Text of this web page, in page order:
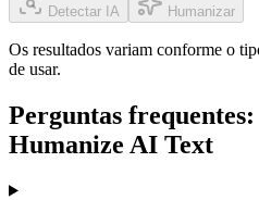
Detectar IA Humanizar
Os resultados variam conforme o
de usar.
Perguntas
Humanize AI Text